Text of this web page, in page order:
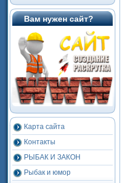
Вам нужен сайт?
Карта сайта
Контакты
РЫБАК И ЗАКОН
Рыбак и юмор